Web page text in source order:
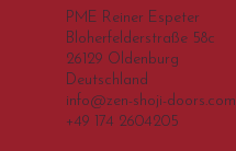
PME Reiner Espeter
Bloherfelderstraße 58c
26129 Oldenburg
Deutschland
info@zen-shoji-doors.com
+49 174 2604205